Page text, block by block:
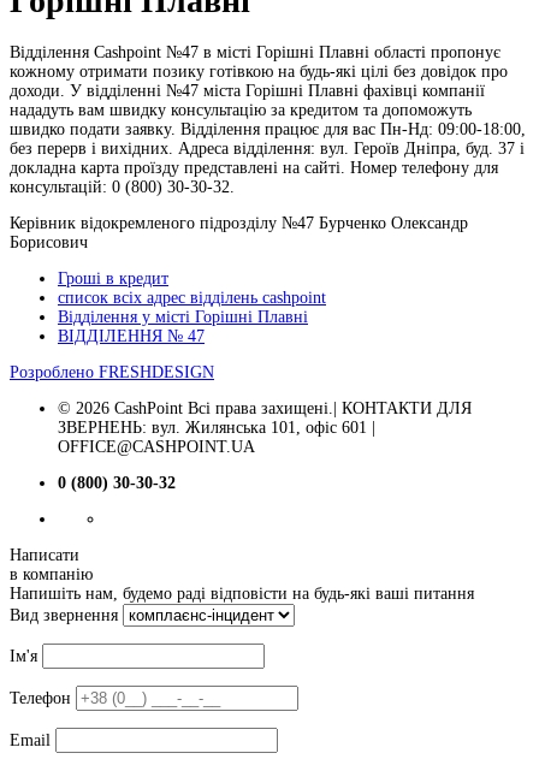
Відділення Cashpoint №47 в місті Горішні Плавні області пропонує
кожному отримати позику готівкою на будь-які цілі без довідок про
доходи. У відділенні №47 міста Горішні Плавні фахівці компанії
нададуть вам швидку консультацію за кредитом та допоможуть
швидко подати заявку. Відділення працює для вас Пн-Нд: 09:00-18:00,
без перерв і вихідних. Адреса відділення: вул. Героїв Дніпра, буд. 37 і
докладна карта проїзду представлені на сайті. Номер телефону для
консультацій: 0 (800) 30-30-32.
Керівник відокремленого підрозділу №47 Бурченко Олександр
Борисович
Гроші в кредит
список всіх адрес відділень cashpoint
Відділення у місті Горішні Плавні
ВІДДІЛЕННЯ № 47
Розроблено FRESHDESIGN
© 2026 CashPoint Всі права захищені.| КОНТАКТИ ДЛЯ
ЗВЕРНЕНЬ: вул. Жилянська 101, офіс 601 |
OFFICE@CASHPOINT.UA
0 (800) 30-30-32
Написати
в компанію
Напишіть нам, будемо раді відповісти на будь-які ваші питання
Вид звернення
Ім'я
Телефон
Email